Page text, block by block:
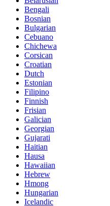
Bengali
Bosnian
Bulgarian
Cebuano
Chichewa
Corsican
Croatian
Dutch
Estonian
Filipino
Finnish
Frisian
Galician
Georgian
Gujarati
Haitian
Hausa
Hawaiian
Hebrew
Hmong
Hungarian
Icelandic